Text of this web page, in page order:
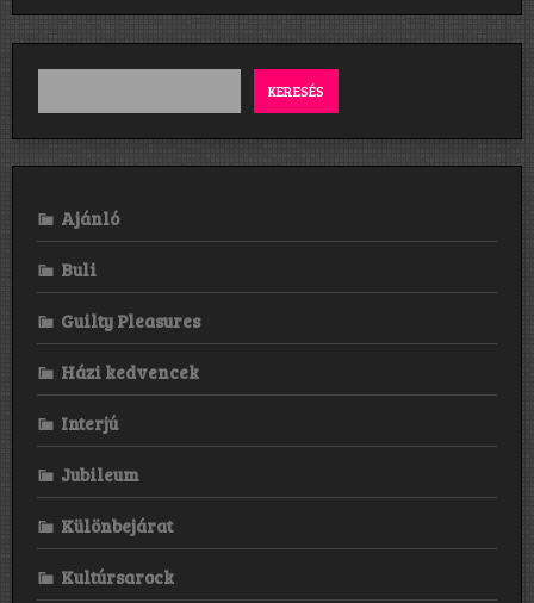
Fury
(2024)
KERESÉS
Ajánló
Buli
Guilty Pleasures
Házi kedvencek
Interjú
Jubileum
Különbejárat
Kultúrsarock